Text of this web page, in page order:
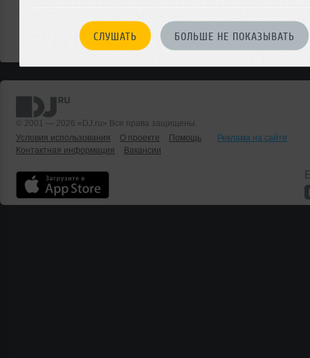
СЛУШАТЬ БОЛЬШЕ НЕ ПОКАЗЫВАТЬ
© 2001 — 2026 «DJ.ru» Все права защищены.
Условия использования
О проекте Помощь
Реклама на сайте
Контактная информация
Вакансии